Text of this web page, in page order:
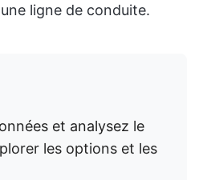
ligne de conduite.
et analysez le
les options et les